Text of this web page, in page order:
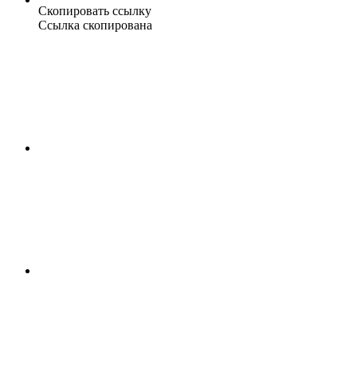
Скопировать ссылку
Ссылка скопирована